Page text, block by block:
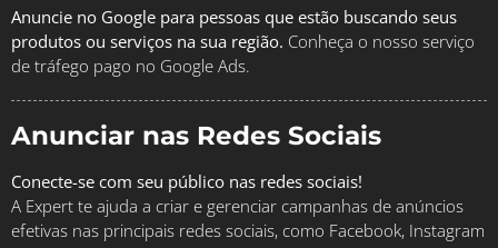
Anuncie no Google para pessoas que estão buscando seus
produtos ou serviços na sua região. Conheça o nosso serviço
de tráfego pago no Google Ads.
Anunciar nas Redes Sociais
Conecte-se com seu público nas redes sociais!
A Expert te ajuda a criar e gerenciar campanhas de anúncios
efetivas nas principais redes sociais, como Facebook, Instagram